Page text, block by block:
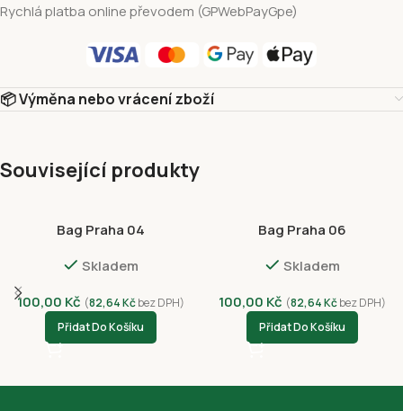
Rychlá platba online převodem (GPWebPayGpe)
📦 Výměna nebo vrácení zboží
Související produkty
Bag Praha 04
Skladem
100,00 Kč (82,64Kčbez DPH)
Přidat Do Košíku
Bag Praha 06
Skladem
100,00 Kč (82,64Kčbez DPH)
Přidat Do Košíku